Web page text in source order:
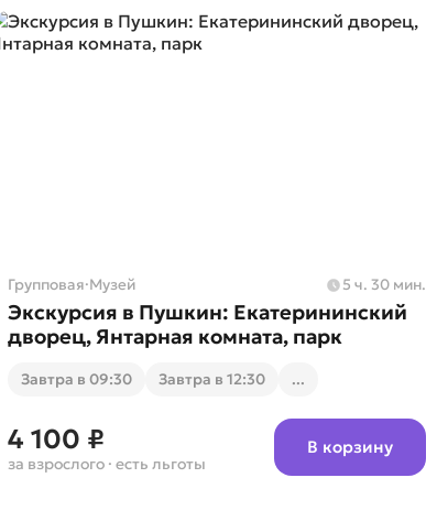
Групповая·Музей 5 ч. 30 мин.
Экскурсия в Пушкин: Екатерининский
дворец, Янтарная комната, парк
Завтра в 09:30 Завтра в 12:30 ...
4 100 ₽
за взрослого · есть льготы
В корзину